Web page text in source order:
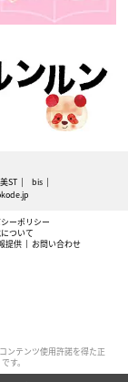
美ST
bis
ーポリシー
ついて
提供 お問い合わせ
ンテンツ使用許諾を得た正
す。